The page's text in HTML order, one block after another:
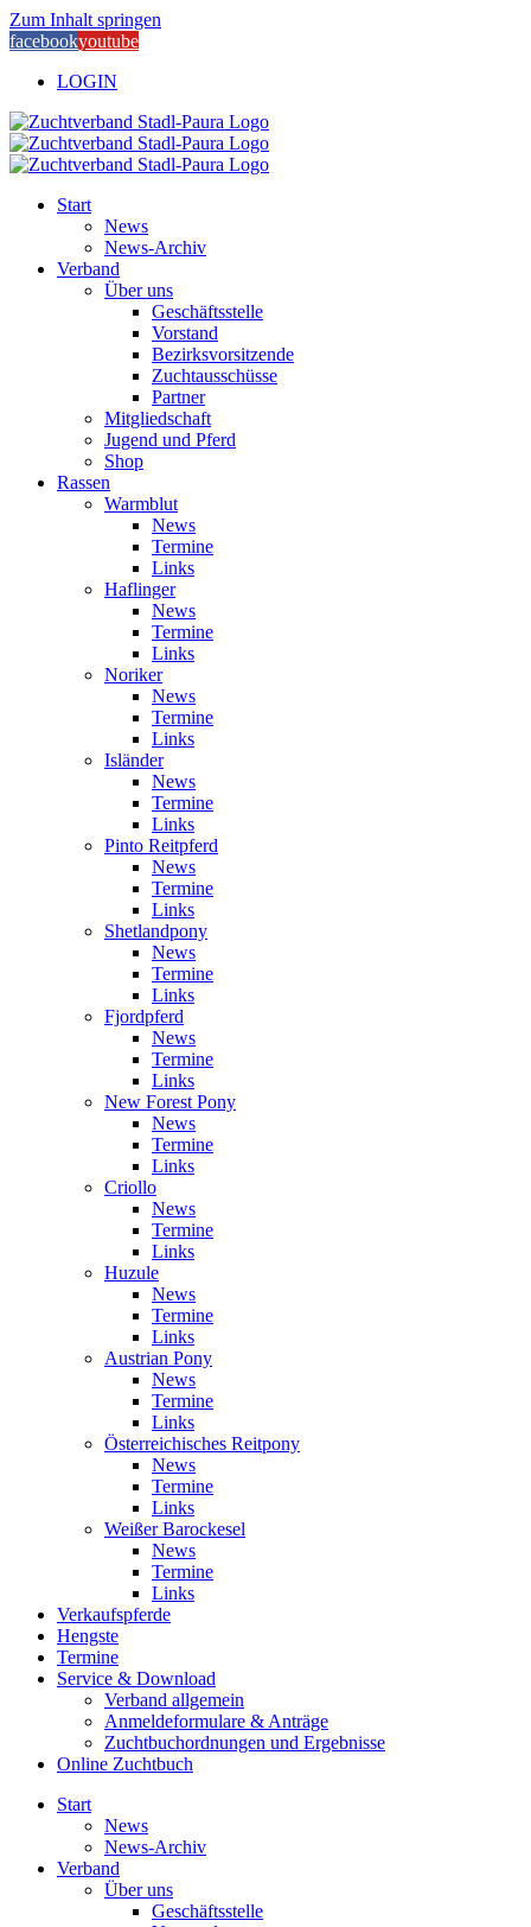
Zum Inhalt springen
facebookyoutube
LOGIN
Start
News
News-Archiv
Verband
Über uns
Geschäftsstelle
Vorstand
Bezirksvorsitzende
Zuchtausschüsse
Partner
Mitgliedschaft
Jugend und Pferd
Shop
Rassen
Warmblut
News
Termine
Links
Haflinger
News
Termine
Links
Noriker
News
Termine
Links
Isländer
News
Termine
Links
Pinto Reitpferd
News
Termine
Links
Shetlandpony
News
Termine
Links
Fjordpferd
News
Termine
Links
New Forest Pony
News
Termine
Links
Criollo
News
Termine
Links
Huzule
News
Termine
Links
Austrian Pony
News
Termine
Links
Österreichisches Reitpony
News
Termine
Links
Weißer Barockesel
News
Termine
Links
Verkaufspferde
Hengste
Termine
Service & Download
Verband allgemein
Anmeldeformulare & Anträge
Zuchtbuchordnungen und Ergebnisse
Online Zuchtbuch
Start
News
News-Archiv
Verband
Über uns
Geschäftsstelle